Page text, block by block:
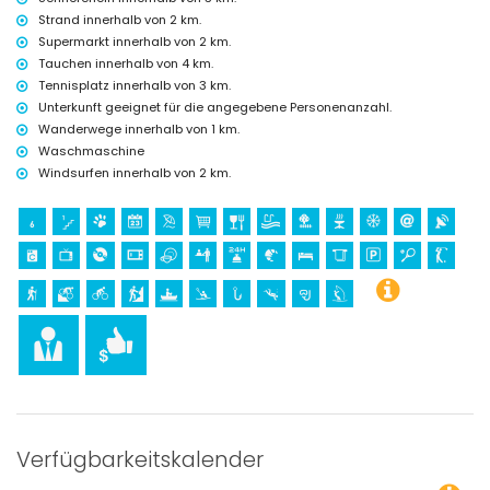
Strand innerhalb von 2 km.
Supermarkt innerhalb von 2 km.
Tauchen innerhalb von 4 km.
Tennisplatz innerhalb von 3 km.
Unterkunft geeignet für die angegebene Personenanzahl.
Wanderwege innerhalb von 1 km.
Waschmaschine
Windsurfen innerhalb von 2 km.
Verfügbarkeitskalender